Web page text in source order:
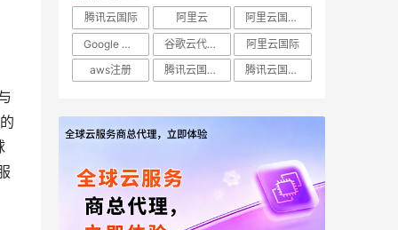
腾讯云国际 阿里云
阿里云国际站
Google Cloud
谷歌云代理商
阿里云国际
aws注册
腾讯云国际实名账号 腾讯云国际账号